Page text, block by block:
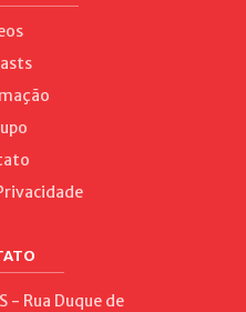
- Rua Duque de